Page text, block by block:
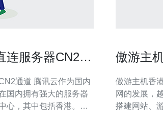
连服务器CN2通
云作为国内
国内拥有强大的服务器
心，其中包括香港。腾
傲游主
傲游主机香港
网的发展，
搭建网站、